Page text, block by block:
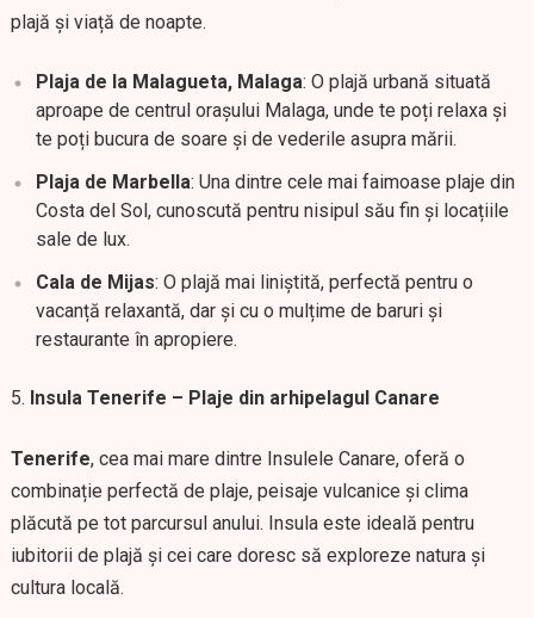
plajă și viață de noapte.
Plaja de la Malagueta, Malaga: O plajă urbană situată
aproape de centrul orașului Malaga, unde te poți relaxa și
te poți bucura de soare și de vederile asupra mării.
Plaja de Marbella: Una dintre cele mai faimoase plaje din
Costa del Sol, cunoscută pentru nisipul său fin și locațiile
sale de lux.
Cala de Mijas: O plajă mai liniștită, perfectă pentru o
vacanță relaxantă, dar și cu o mulțime de baruri și
restaurante în apropiere.
Insula Tenerife – Plaje din arhipelagul Canare
Tenerife, cea mai mare dintre Insulele Canare, oferă o
combinație perfectă de plaje, peisaje vulcanice și clima
plăcută pe tot parcursul anului. Insula este ideală pentru
iubitorii de plajă și cei care doresc să exploreze natura și
cultura locală.